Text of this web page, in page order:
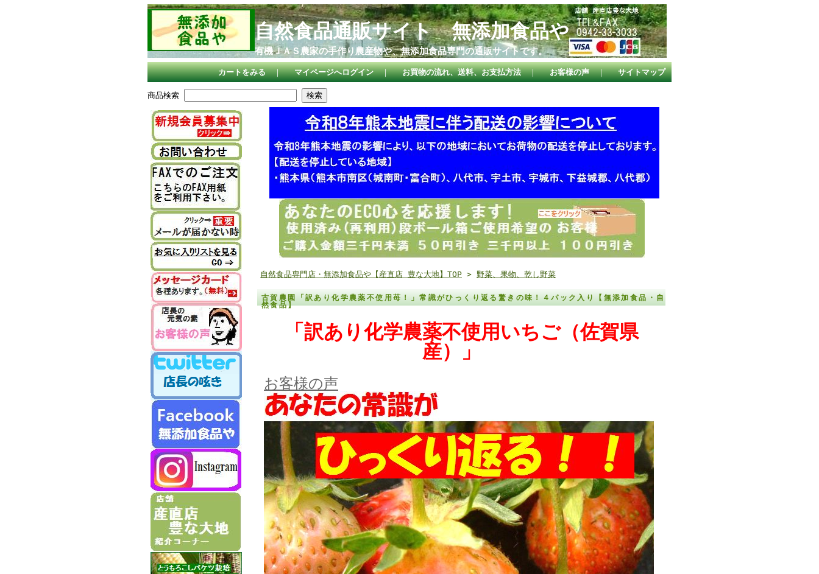
自然食品通販サイト 無添加食品や
有機ＪＡＳ農家の手作り農産物や、無添加食品専門の通販サイトです。
カートをみる ｜ マイページへログイン ｜ お買物の流れ、送料、お支払方法 ｜ お客様の声 ｜ サイトマップ
商品検索
自然食品専門店・無添加食品や【産直店 豊な大地】TOP > 野菜、果物、乾し野菜
古賀農園「訳あり化学農薬不使用苺！」常識がひっくり返る驚きの味！４パック入り【無添加食品・自
然食品】
「訳あり化学農薬不使用いちご（佐賀県
産）」
お客様の声